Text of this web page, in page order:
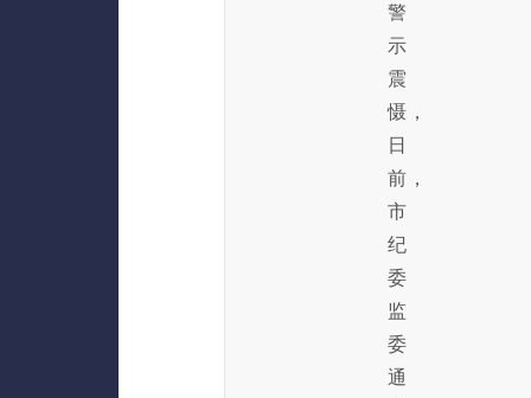
警
示
震
慑，
日
前，
市
纪
委
监
委
通